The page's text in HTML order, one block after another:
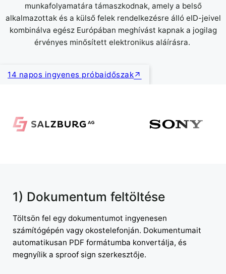
munkafolyamatára támaszkodnak, amely a belső
alkalmazottak és a külső felek rendelkezésre álló eID-jeivel
kombinálva egész Európában meghívást kapnak a jogilag
érvényes minősített elektronikus aláírásra.
14 napos ingyenes próbaidőszak
1) Dokumentum feltöltése
Töltsön fel egy dokumentumot ingyenesen
számítógépén vagy okostelefonján. Dokumentumait
automatikusan PDF formátumba konvertálja, és
megnyílik a sproof sign szerkesztője.